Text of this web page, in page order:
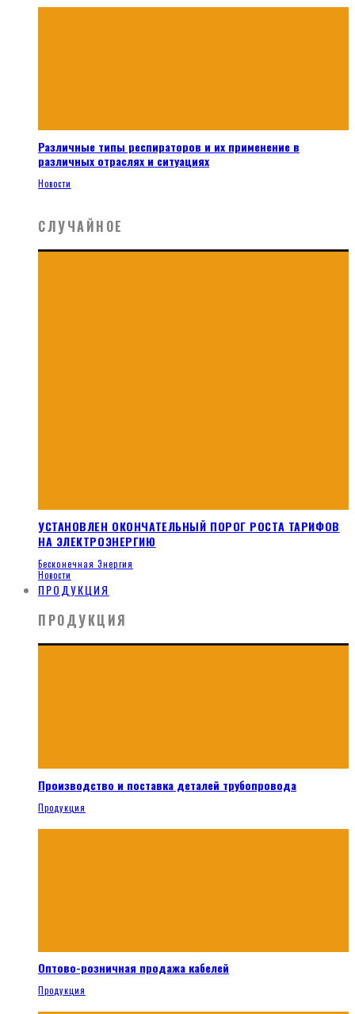
Различные типы респираторов и их применение в
различных отраслях и ситуациях
Новости
СЛУЧАЙНОЕ
УСТАНОВЛЕН ОКОНЧАТЕЛЬНЫЙ ПОРОГ РОСТА ТАРИФОВ
НА ЭЛЕКТРОЭНЕРГИЮ
Бесконечная Энергия
Новости
ПРОДУКЦИЯ
ПРОДУКЦИЯ
Производство и поставка деталей трубопровода
Продукция
Оптово-розничная продажа кабелей
Продукция